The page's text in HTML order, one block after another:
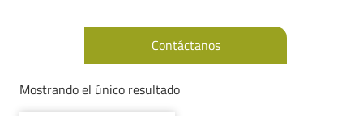
Contáctanos
Mostrando el único resultado